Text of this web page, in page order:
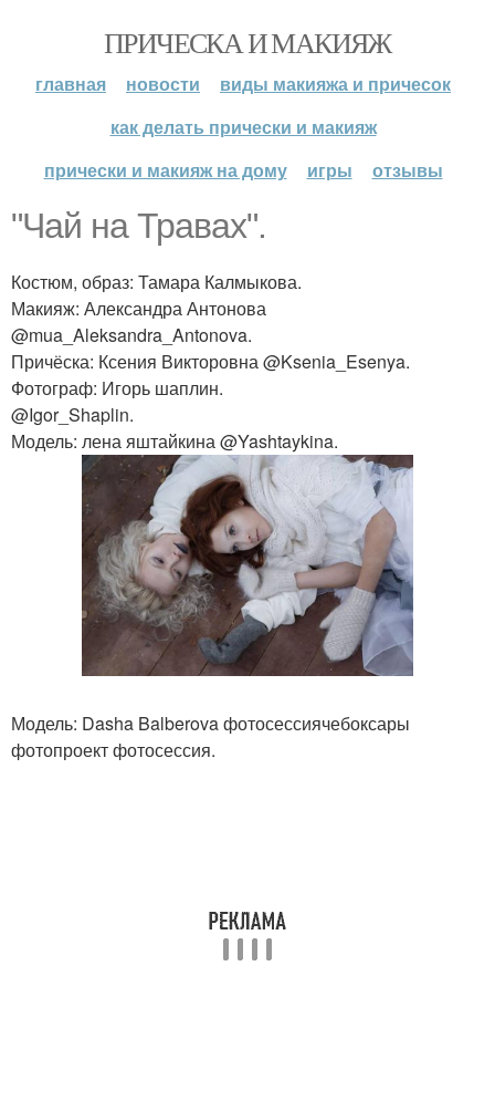
ПРИЧЕСКА И МАКИЯЖ
главная новости
виды макияжа и причесок
как делать прически и макияж
прически и макияж на дому
игры отзывы
"Чай на Травах".
Костюм, образ: Тамара Калмыкова.
Макияж: Александра Антонова
@mua_Aleksandra_Antonova.
Причёска: Ксения Викторовна @Ksenia_Esenya.
Фотограф: Игорь шаплин.
@Igor_Shaplin.
Модель: лена яштайкина @Yashtaykina.
Модель: Dasha Balberova фотосессиячебоксары
фотопроект фотосессия.